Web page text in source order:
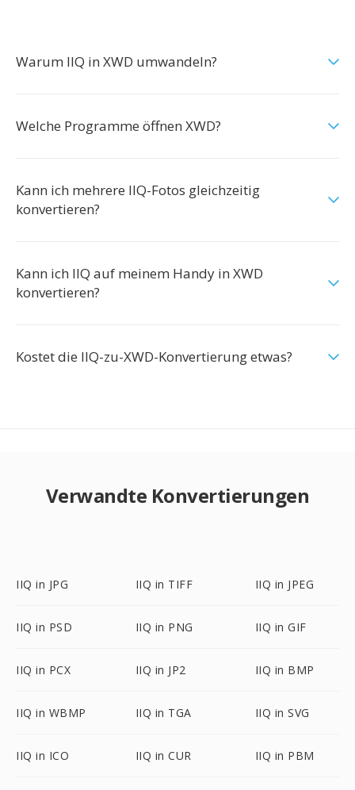
Warum IIQ in XWD umwandeln?
Welche Programme öffnen XWD?
Kann ich mehrere IIQ-Fotos gleichzeitig
konvertieren?
Kann ich IIQ auf meinem Handy in XWD
konvertieren?
Kostet die IIQ-zu-XWD-Konvertierung etwas?
Verwandte Konvertierungen
IIQ in JPG IIQ in TIFF IIQ in JPEG
IIQ in PSD IIQ in PNG IIQ in GIF
IIQ in PCX IIQ in JP2 IIQ in BMP
IIQ in WBMP IIQ in TGA IIQ in SVG
IIQ in ICO IIQ in CUR IIQ in PBM